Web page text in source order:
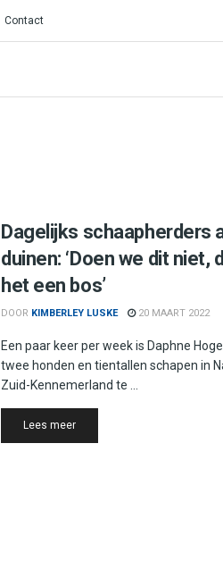
Contact
Dagelijks schaapherders
duinen: ‘Doen we dit niet,
het een bos’
DOOR KIMBERLEY LUSKE 20 MAART 2022
Een paar keer per week is Daphne
twee honden en tientallen schapen in
Zuid-Kennemerland te ...
Lees meerDetails